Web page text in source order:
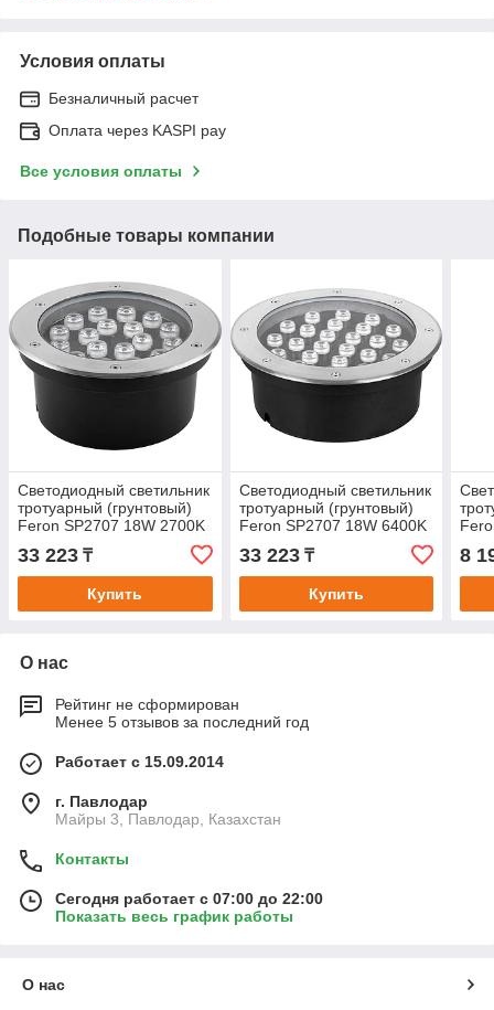
Условия оплаты
Безналичный расчет
Оплата через KASPI pay
Все условия оплаты
Подобные товары компании
Светодиодный светильник
тротуарный (грунтовый)
Feron SP2707 18W 2700K
85-265V IP67
33 223 ₸
Купить
Светодиодный светильник
тротуарный (грунтовый)
Feron SP2707 18W 6400K
85-265V IP67
33 223₸
Купить
8
О нас
Рейтинг не сформирован
Менее 5 отзывов за последний год
Работает с 15.09.2014
г. Павлодар
Майры 3, Павлодар, Казахстан
Контакты
Сегодня работает с 07:00 до 22:00
Показать весь график работы
О нас